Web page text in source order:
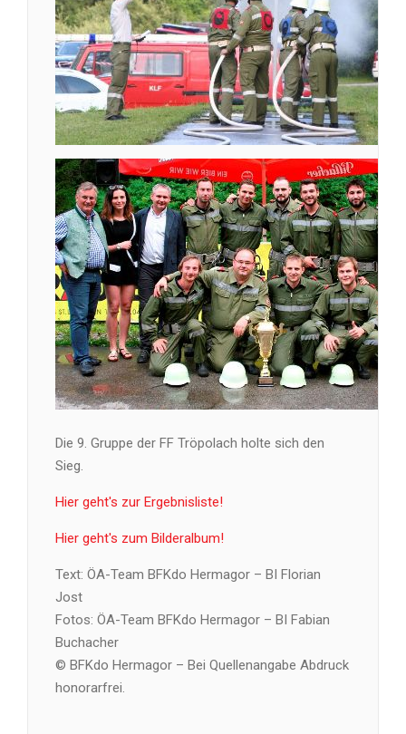
Die 9. Gruppe der FF Tröpolach holte sich den
Sieg.
Hier geht's zur Ergebnisliste!
Hier geht's zum Bilderalbum!
Text: ÖA-Team BFKdo Hermagor – BI Florian
Jost
Fotos: ÖA-Team BFKdo Hermagor – BI Fabian
Buchacher
© BFKdo Hermagor – Bei Quellenangabe Abdruck
honorarfrei.